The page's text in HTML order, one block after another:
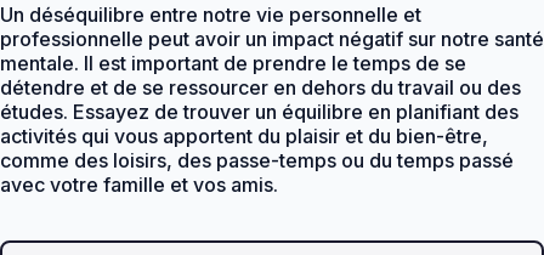
Un déséquilibre entre notre vie personnelle et
professionnelle peut avoir un impact négatif sur notre santé
mentale. Il est important de prendre le temps de se
détendre et de se ressourcer en dehors du travail ou des
études. Essayez de trouver un équilibre en planifiant des
activités qui vous apportent du plaisir et du bien-être,
comme des loisirs, des passe-temps ou du temps passé
avec votre famille et vos amis.